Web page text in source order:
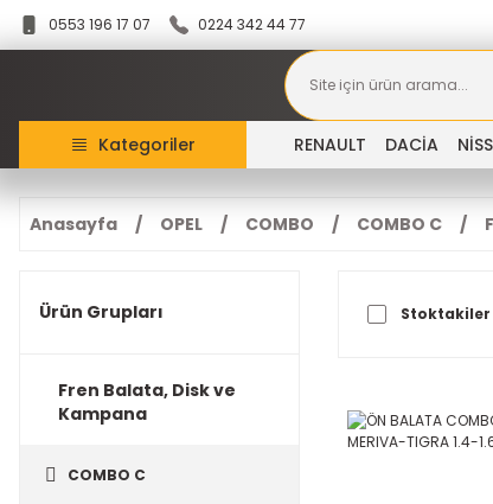
0553 196 17 07 0224 342 44 77
Kategoriler RENAULT DACİA
Anasayfa OPEL COMBO COMBO C
Ürün Grupları
Fren Balata, Disk ve
Kampana
COMBO C
Stoktakiler